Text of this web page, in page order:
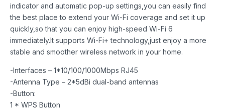
indicator and automatic pop-up settings,you can easily find
the best place to extend your Wi-Fi coverage and set it up
quickly,so that you can enjoy high-speed Wi-Fi 6
immediately.It supports Wi-Fi+ technology,just enjoy a more
stable and smoother wireless network in your home.
-Interfaces – 1*10/100/1000Mbps RJ45
-Antenna Type – 2*5dBi dual-band antennas
-Button:
1 * WPS Button